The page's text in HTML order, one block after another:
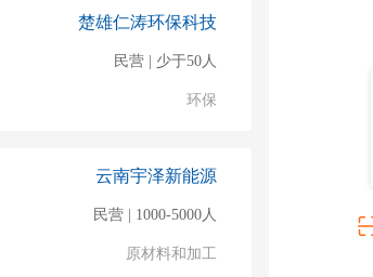
楚雄仁涛环保科技
民营 | 少于50人
环保
云南宇泽新能源
民营 | 1000-5000人
原材料和加工